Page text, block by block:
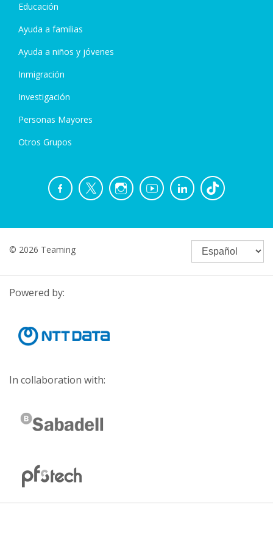
Educación
Ayuda a familias
Ayuda a niños y jóvenes
Inmigración
Investigación
Personas Mayores
Otros Grupos
© 2026 Teaming
Powered by:
In collaboration with: